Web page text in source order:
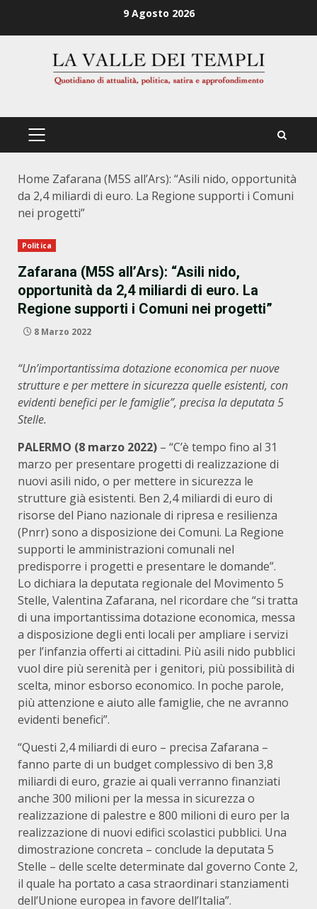
9 Agosto 2026
PRIMÄRES
Home Zafarana (M5S all’Ars): “Asili nido, opportunità
da 2,4 miliardi di euro. La Regione supporti i Comuni
nei progetti”
Politica
Zafarana (M5S all’Ars): “Asili nido,
opportunità da 2,4 miliardi di euro. La
Regione supporti i Comuni nei progetti”
8 Marzo 2022
“Un’importantissima dotazione economica per nuove
strutture e per mettere in sicurezza quelle esistenti, con
evidenti benefici per le famiglie”, precisa la deputata 5
Stelle.
PALERMO (8 marzo 2022) – “C’è tempo fino al 31
marzo per presentare progetti di realizzazione di
nuovi asili nido, o per mettere in sicurezza le
strutture già esistenti. Ben 2,4 miliardi di euro di
risorse del Piano nazionale di ripresa e resilienza
(Pnrr) sono a disposizione dei Comuni. La Regione
supporti le amministrazioni comunali nel
predisporre i progetti e presentare le domande”.
Lo dichiara la deputata regionale del Movimento 5
Stelle, Valentina Zafarana, nel ricordare che “si tratta
di una importantissima dotazione economica, messa
a disposizione degli enti locali per ampliare i servizi
per l’infanzia offerti ai cittadini. Più asili nido pubblici
vuol dire più serenità per i genitori, più possibilità di
scelta, minor esborso economico. In poche parole,
più attenzione e aiuto alle famiglie, che ne avranno
evidenti benefici”.
“Questi 2,4 miliardi di euro – precisa Zafarana –
fanno parte di un budget complessivo di ben 3,8
miliardi di euro, grazie ai quali verranno finanziati
anche 300 milioni per la messa in sicurezza o
realizzazione di palestre e 800 milioni di euro per la
realizzazione di nuovi edifici scolastici pubblici. Una
dimostrazione concreta – conclude la deputata 5
Stelle – delle scelte determinate dal governo Conte 2,
il quale ha portato a casa straordinari stanziamenti
dell’Unione europea in favore dell’Italia”.